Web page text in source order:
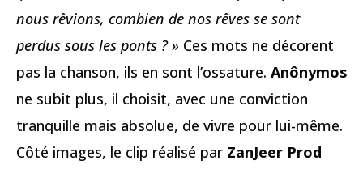
nous rêvions, combien de nos rêves se sont
perdus sous les ponts ? » Ces mots ne décorent
pas la chanson, ils en sont l’ossature. Anônymos
ne subit plus, il choisit, avec une conviction
tranquille mais absolue, de vivre pour lui-même.
Côté images, le clip réalisé par ZanJeer Prod